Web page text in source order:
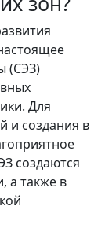
(СЭЗ)
Для
и создания в
создаются
а также в